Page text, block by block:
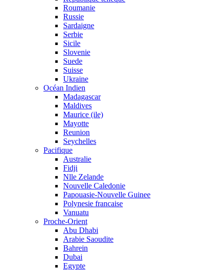
Roumanie
Russie
Sardaigne
Serbie
Sicile
Slovenie
Suede
Suisse
Ukraine
Océan Indien
Madagascar
Maldives
Maurice (ile)
Mayotte
Reunion
Seychelles
Pacifique
Australie
Fidji
Nlle Zelande
Nouvelle Caledonie
Papouasie-Nouvelle Guinee
Polynesie francaise
Vanuatu
Proche-Orient
Abu Dhabi
Arabie Saoudite
Bahrein
Dubai
Egypte